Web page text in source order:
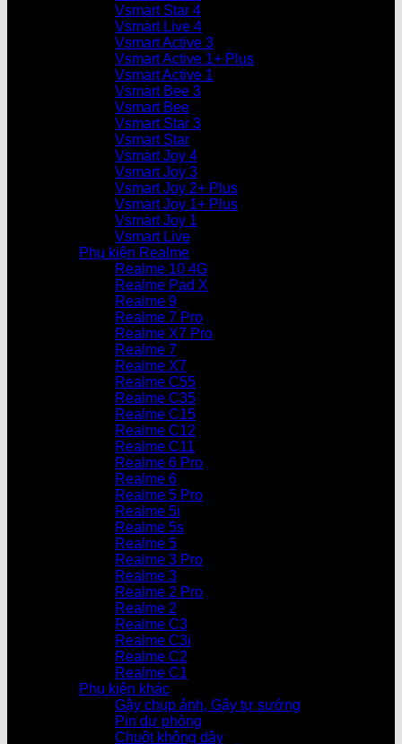
Vsmart Star 4
Vsmart Live 4
Vsmart Active 3
Vsmart Active 1+ Plus
Vsmart Active 1
Vsmart Bee 3
Vsmart Bee
Vsmart Star 3
Vsmart Star
Vsmart Joy 4
Vsmart Joy 3
Vsmart Joy 2+ Plus
Vsmart Joy 1+ Plus
Vsmart Joy 1
Vsmart Live
Phụ kiện Realme
Realme 10 4G
Realme Pad X
Realme 9
Realme 7 Pro
Realme X7 Pro
Realme 7
Realme X7
Realme C55
Realme C35
Realme C15
Realme C12
Realme C11
Realme 6 Pro
Realme 6
Realme 5 Pro
Realme 5i
Realme 5s
Realme 5
Realme 3 Pro
Realme 3
Realme 2 Pro
Realme 2
Realme C3
Realme C3i
Realme C2
Realme C1
Phụ kiện khác
Gậy chụp ảnh, Gậy tự sướng
Pin dự phòng
Chuột không dây